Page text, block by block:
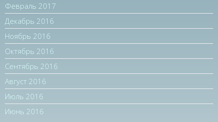
Февраль 2017
Декабрь 2016
Ноябрь 2016
Октябрь 2016
Сентябрь 2016
Август 2016
Июль 2016
Июнь 2016